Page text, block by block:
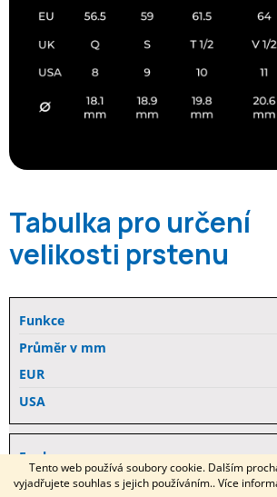
Tento web používá soubory cookie. Dalším
vyjadřujete souhlas s jejich používáním.. Více
Tabulka pro určení
velikosti prstenu